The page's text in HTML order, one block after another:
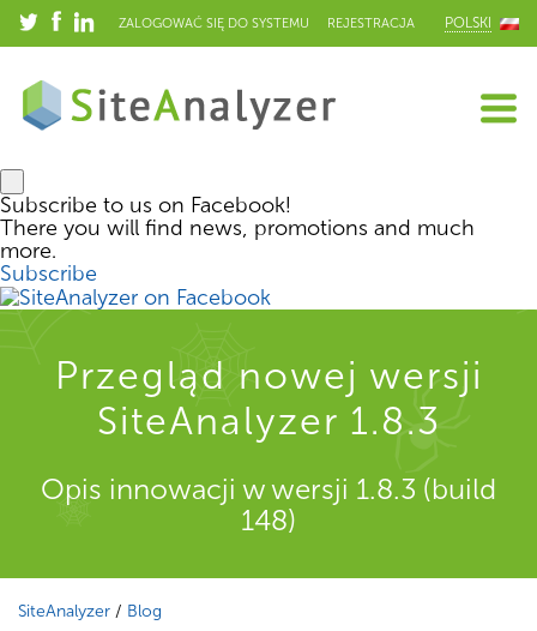
ZALOGOWAĆ SIĘ DO SYSTEMU REJESTRACJA POLSKI
Subscribe to us on Facebook!
There you will find news, promotions and much
more.
Subscribe
Przegląd nowej wersji
SiteAnalyzer 1.8.3
Opis innowacji w wersji 1.8.3 (build
148)
SiteAnalyzer / Blog